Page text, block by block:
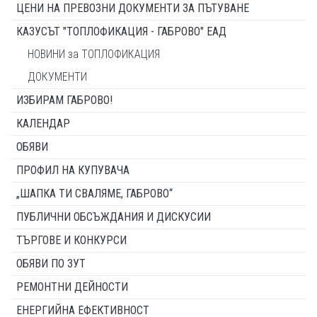
ЦЕНИ НА ПРЕВОЗНИ ДОКУМЕНТИ ЗА ПЪТУВАНЕ
КАЗУСЪТ "ТОПЛОФИКАЦИЯ - ГАБРОВО" ЕАД
НОВИНИ за ТОПЛОФИКАЦИЯ
ДОКУМЕНТИ
ИЗБИРАМ ГАБРОВО!
КАЛЕНДАР
ОБЯВИ
ПРОФИЛ НА КУПУВАЧА
„ШАПКА ТИ СВАЛЯМЕ, ГАБРОВО“
ПУБЛИЧНИ ОБСЪЖДАНИЯ И ДИСКУСИИ
ТЪРГОВЕ И КОНКУРСИ
ОБЯВИ ПО ЗУТ
РЕМОНТНИ ДЕЙНОСТИ
ЕНЕРГИЙНА ЕФЕКТИВНОСТ